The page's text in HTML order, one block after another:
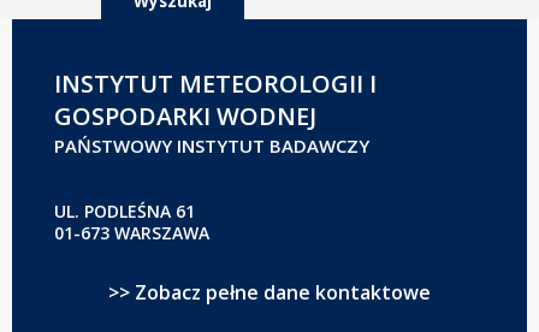
INSTYTUT METEOROLOGII I
GOSPODARKI WODNEJ
PAŃSTWOWY INSTYTUT BADAWCZY
UL. PODLEŚNA 61
01-673 WARSZAWA
>> Zobacz pełne dane kontaktowe